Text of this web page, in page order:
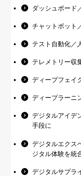
ダッシュボード
チャットボット
テスト自動化／
テレメトリー収
ディープフェイ
ディープラーニ
デジタルアイデ
手段に
デジタルエクス
ジタル体験を統
デジタルサプラ